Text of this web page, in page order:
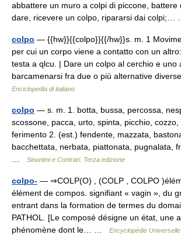
abbattere un muro a colpi di piccone, battere
dare, ricevere un colpo, ripararsi dai
colpo — {{hw}}{{colpo}}{{/hw}}s. m. 1
per cui un corpo viene a contatto con un
testa a qlcu. | Dare un colpo al cerchio e uno
barcamenarsi fra due o più alternative
Enciclopedia di italiano
colpo — s. m. 1. botta, bussa, percossa,
scossone, pacca, urto, spinta, picchio, cozzo,
ferimento 2. (est.) fendente, mazzata,
bacchettata, nerbata, piattonata, pugnalata,
Sinonimi e Contrari. Terza edizione
colpo- — ⇒COLP(O) , (COLP , COLPO
élément de compos. signifiant « vagin », du
entrant dans la formation de termes du
PATHOL. [Le composé désigne un état, une
phénomène dont le… …
Encyclopédie Universelle